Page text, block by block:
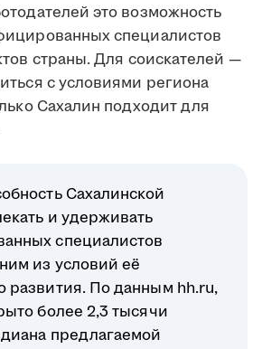
это возможность
специалистов
страны. Для соискателей —
с условиями региона
Сахалин подходит для
Сахалинской
и удерживать
специалистов
из условий её
развития. По данным hh.ru,
более 2,3 тысячи
предлагаемой